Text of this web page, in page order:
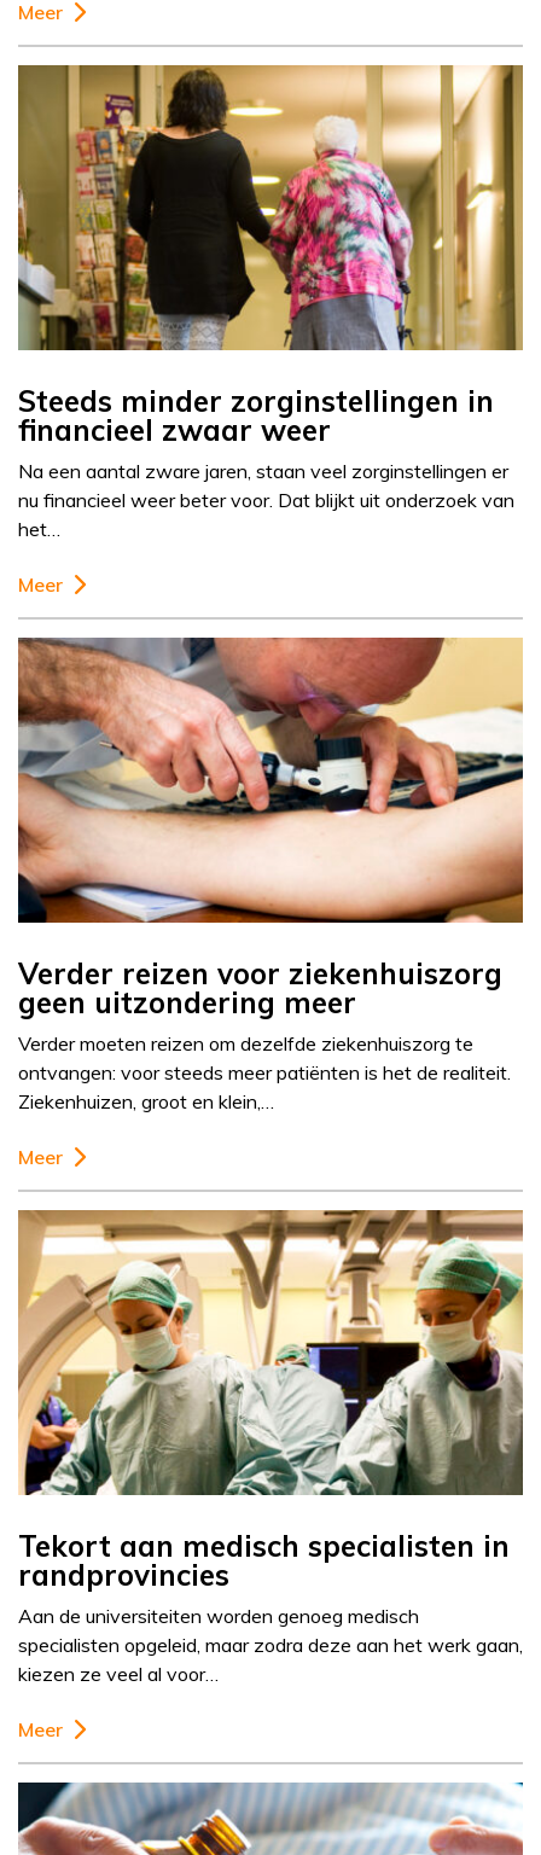
Meer
Steeds minder zorginstellingen in
financieel zwaar weer
Na een aantal zware jaren, staan veel zorginstellingen er
nu financieel weer beter voor. Dat blijkt uit onderzoek van
het…
Meer
Verder reizen voor ziekenhuiszorg
geen uitzondering meer
Verder moeten reizen om dezelfde ziekenhuiszorg te
ontvangen: voor steeds meer patiënten is het de realiteit.
Ziekenhuizen, groot en klein,…
Meer
Tekort aan medisch specialisten in
randprovincies
Aan de universiteiten worden genoeg medisch
specialisten opgeleid, maar zodra deze aan het werk gaan,
kiezen ze veel al voor…
Meer